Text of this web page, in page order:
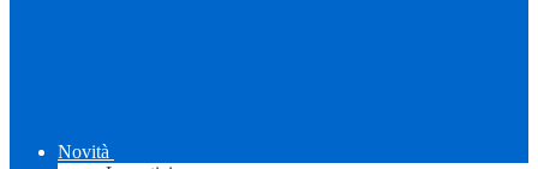
Novità